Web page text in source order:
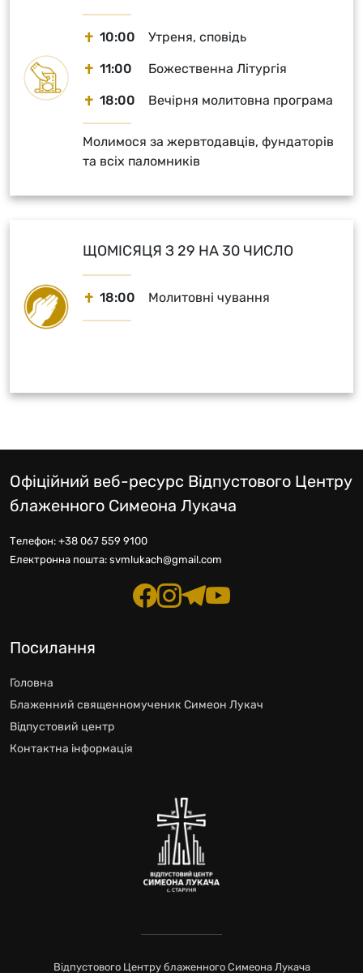
10:00 Утреня, сповідь
11:00 Божественна Літургія
18:00 Вечірня молитовна програма
Молимося за жервтодавців, фундаторів
та всіх паломників
ЩОМІСЯЦЯ З 29 НА 30 ЧИСЛО
18:00 Молитовні чування
Офіційний веб-ресурс Відпустового Центру
блаженного Симеона Лукача
Телефон: +38 067 559 9100
Електронна пошта: svmlukach@gmail.com
Посилання
Головна
Блаженний священномученик Симеон Лукач
Відпустовий центр
Контактна інформація
Відпустового Центру блаженного Симеона Лукача